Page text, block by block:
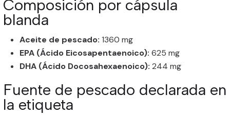
Composición por cápsula
blanda
Aceite de pescado: 1360 mg
EPA (Ácido Eicosapentaenoico): 625 mg
DHA (Ácido Docosahexaenoico): 244 mg
Fuente de pescado declarada en
la etiqueta